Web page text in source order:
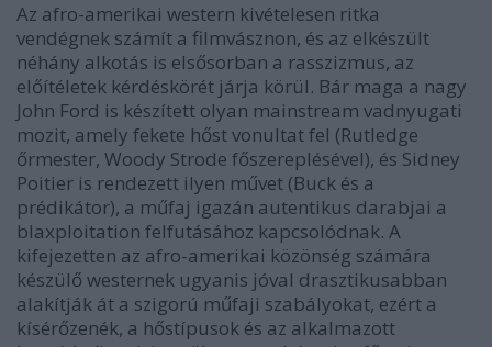
Az afro-amerikai western kivételesen ritka
vendégnek számít a filmvásznon, és az elkészült
néhány alkotás is elsősorban a rasszizmus, az
előítéletek kérdéskörét járja körül. Bár maga a nagy
John Ford is készített olyan mainstream vadnyugati
mozit, amely fekete hőst vonultat fel (Rutledge
őrmester, Woody Strode főszereplésével), és Sidney
Poitier is rendezett ilyen művet (Buck és a
prédikátor), a műfaj igazán autentikus darabjai a
blaxploitation felfutásához kapcsolódnak. A
kifejezetten az afro-amerikai közönség számára
készülő westernek ugyanis jóval drasztikusabban
alakítják át a szigorú műfaji szabályokat, ezért a
kísérőzenék, a hőstípusok és az alkalmazott